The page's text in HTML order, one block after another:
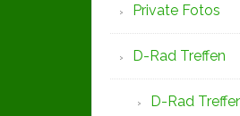
Private Fotos
D-Rad Treffen
D-Rad